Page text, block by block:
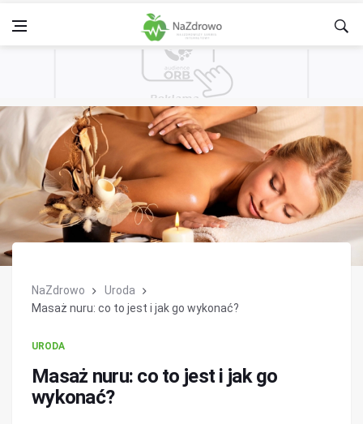
NaZdrowo
Uroda
Masaż nuru: co to jest i jak go wykonać?
URODA
Masaż nuru: co to jest i jak go
wykonać?